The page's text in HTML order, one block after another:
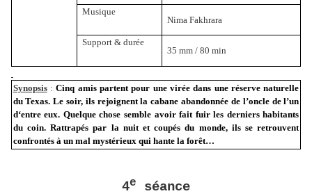
Musique
Nima Fakhrara
Support & durée
35 mm / 80 min
Synopsis : Cinq amis partent pour une virée dans une réserve naturelle
du Texas. Le soir, ils rejoignent la cabane abandonnée de l’oncle de l’un
d‘entre eux. Quelque chose semble avoir fait fuir les derniers habitants
du coin. Rattrapés par la nuit et coupés du monde, ils se retrouvent
confrontés à un mal mystérieux qui hante la forêt…
4e
séance